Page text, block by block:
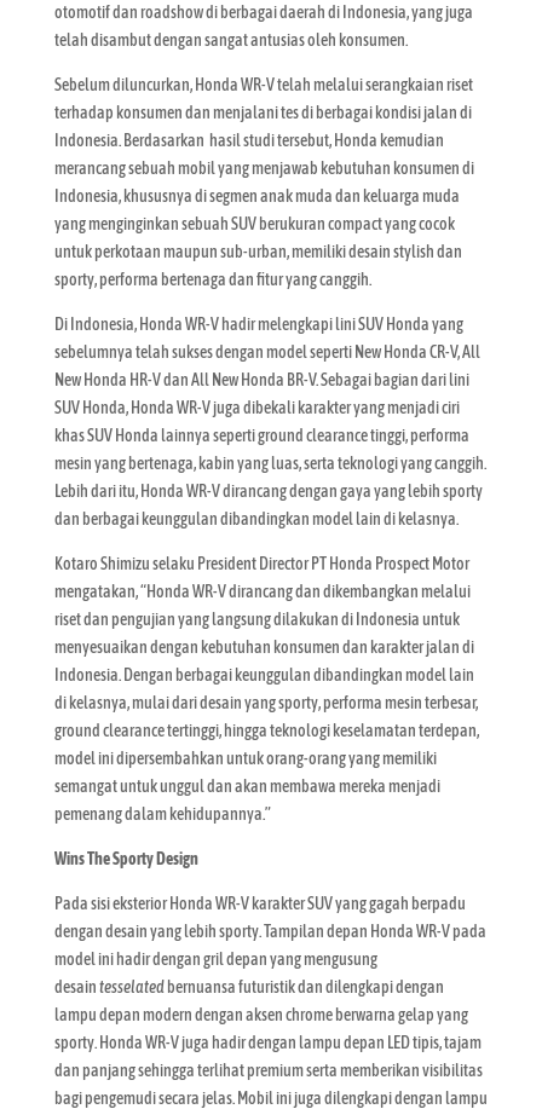
otomotif dan roadshow di berbagai daerah di Indonesia, yang juga
telah disambut dengan sangat antusias oleh konsumen.
Sebelum diluncurkan, Honda WR-V telah melalui serangkaian riset
terhadap konsumen dan menjalani tes di berbagai kondisi jalan di
Indonesia. Berdasarkan hasil studi tersebut, Honda kemudian
merancang sebuah mobil yang menjawab kebutuhan konsumen di
Indonesia, khususnya di segmen anak muda dan keluarga muda
yang menginginkan sebuah SUV berukuran compact yang cocok
untuk perkotaan maupun sub-urban, memiliki desain stylish dan
sporty, performa bertenaga dan fitur yang canggih.
Di Indonesia, Honda WR-V hadir melengkapi lini SUV Honda yang
sebelumnya telah sukses dengan model seperti New Honda CR-V, All
New Honda HR-V dan All New Honda BR-V. Sebagai bagian dari lini
SUV Honda, Honda WR-V juga dibekali karakter yang menjadi ciri
khas SUV Honda lainnya seperti ground clearance tinggi, performa
mesin yang bertenaga, kabin yang luas, serta teknologi yang canggih.
Lebih dari itu, Honda WR-V dirancang dengan gaya yang lebih sporty
dan berbagai keunggulan dibandingkan model lain di kelasnya.
Kotaro Shimizu selaku President Director PT Honda Prospect Motor
mengatakan, “Honda WR-V dirancang dan dikembangkan melalui
riset dan pengujian yang langsung dilakukan di Indonesia untuk
menyesuaikan dengan kebutuhan konsumen dan karakter jalan di
Indonesia. Dengan berbagai keunggulan dibandingkan model lain
di kelasnya, mulai dari desain yang sporty, performa mesin terbesar,
ground clearance tertinggi, hingga teknologi keselamatan terdepan,
model ini dipersembahkan untuk orang-orang yang memiliki
semangat untuk unggul dan akan membawa mereka menjadi
pemenang dalam kehidupannya.”
Wins The Sporty Design
Pada sisi eksterior Honda WR-V karakter SUV yang gagah berpadu
dengan desain yang lebih sporty. Tampilan depan Honda WR-V pada
model ini hadir dengan gril depan yang mengusung
desaintesselatedbernuansa futuristik dan dilengkapi dengan
lampu depan modern dengan aksen chrome berwarna gelap yang
sporty. Honda WR-V juga hadir dengan lampu depan LED tipis, tajam
dan panjang sehingga terlihat premium serta memberikan visibilitas
bagi pengemudi secara jelas. Mobil ini juga dilengkapi dengan lampu